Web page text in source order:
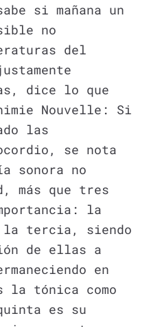
si mañana un
no
del
dice lo que
Nouvelle: Si
las
se nota
sonora no
más que tres
la
tercia, siendo
de ellas a
en
la tónica como
es su